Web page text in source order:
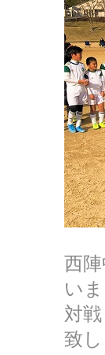
西
い
対
致